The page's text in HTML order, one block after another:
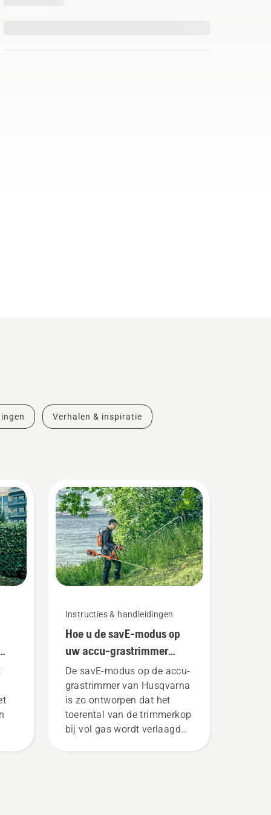
Verhalen & inspiratie
Instructies & handleidingen
Hoe u de savE-modus op
uw accu-grastrimmer
gebruikt
De savE-modus op de accu-
grastrimmer van Husqvarna
is zo ontworpen dat het
toerental van de trimmerkop
bij vol gas wordt verlaagd